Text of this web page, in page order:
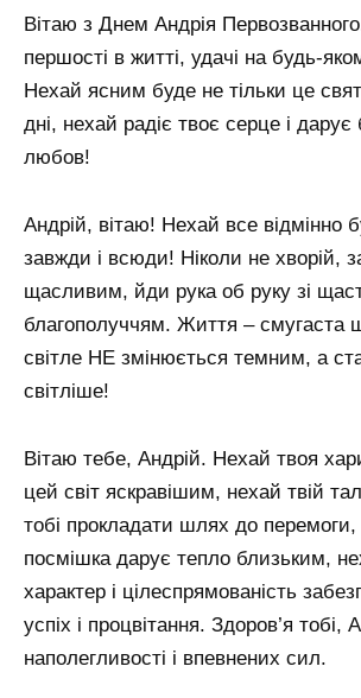
Вітаю з Днем Андрія
першості в житті, удачі на будь-
Нехай ясним буде не тільки це
дні, нехай радіє твоє серце і
любов!
Андрій, вітаю! Нехай все відмінно
завжди і всюди! Ніколи не хворій,
щасливим, йди рука об руку зі
благополуччям. Життя – смугаста
світле НЕ змінюється темним, а
світліше!
Вітаю тебе, Андрій. Нехай твоя
цей світ яскравішим, нехай твій
тобі прокладати шлях до перемоги,
посмішка дарує тепло близьким,
характер і цілеспрямованість
успіх і процвітання. Здоров’я
наполегливості і впевнених сил.